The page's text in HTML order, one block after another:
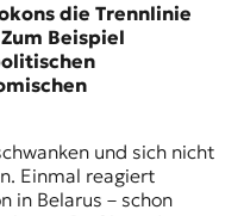
die Trennlinie
Beispiel
und sich nicht
Einmal reagiert
in Belarus – schon